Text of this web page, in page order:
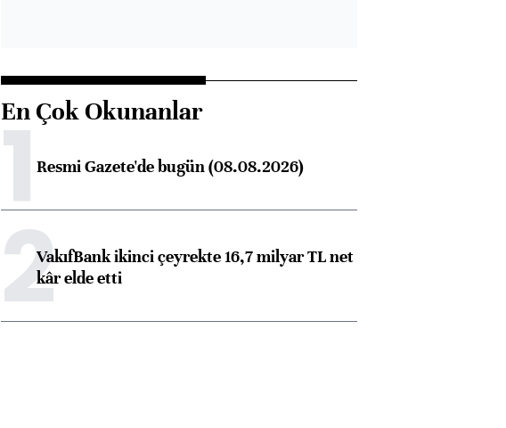
En Çok Okunanlar
1Resmi Gazete'de bugün (08.08.2026)
2VakıfBank ikinci çeyrekte 16,7 milyar TL net
kâr elde etti